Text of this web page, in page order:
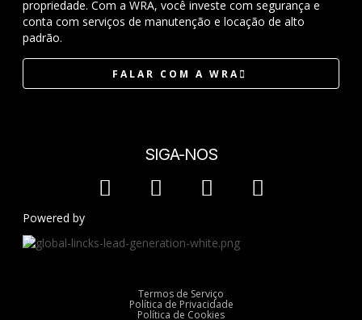
propriedade. Com a WRA, você investe com segurança e
conta com serviços de manutenção e locação de alto
padrão.
FALAR COM A WRA
SIGA-NOS
Powered by
Política de Cookies
Política de Privacidade
Termos de Serviço